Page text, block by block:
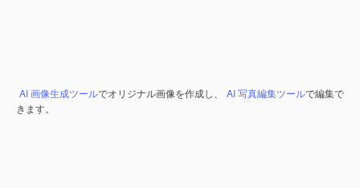
AI 画像生成ツールでオリジナル画像を作成し、 AI 写真編集ツールで編集で
きます。